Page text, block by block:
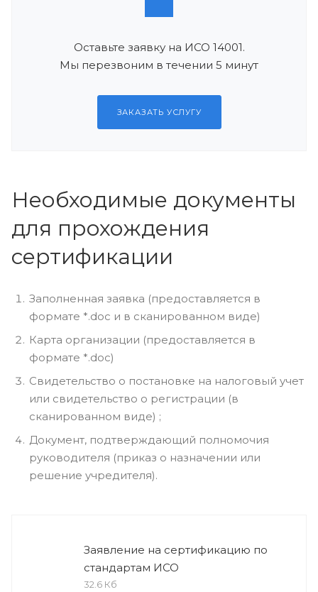
Оставьте заявку на ИСО 14001.
Мы перезвоним в течении 5 минут
ЗАКАЗАТЬ УСЛУГУ
Необходимые документы
для прохождения
сертификации
Заполненная заявка (предоставляется в
формате *.doc и в сканированном виде)
Карта организации (предоставляется в
формате *.doc)
Свидетельство о постановке на налоговый учет
или свидетельство о регистрации (в
сканированном виде) ;
Документ, подтверждающий полномочия
руководителя (приказ о назначении или
решение учредителя).
Заявление на сертификацию по
стандартам ИСО
32.6 Кб